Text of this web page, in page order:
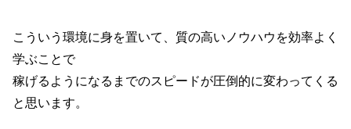
こういう環境に身を置いて、質の高いノウハウを効率よく
学ぶことで
稼げるようになるまでのスピードが圧倒的に変わってくる
と思います。